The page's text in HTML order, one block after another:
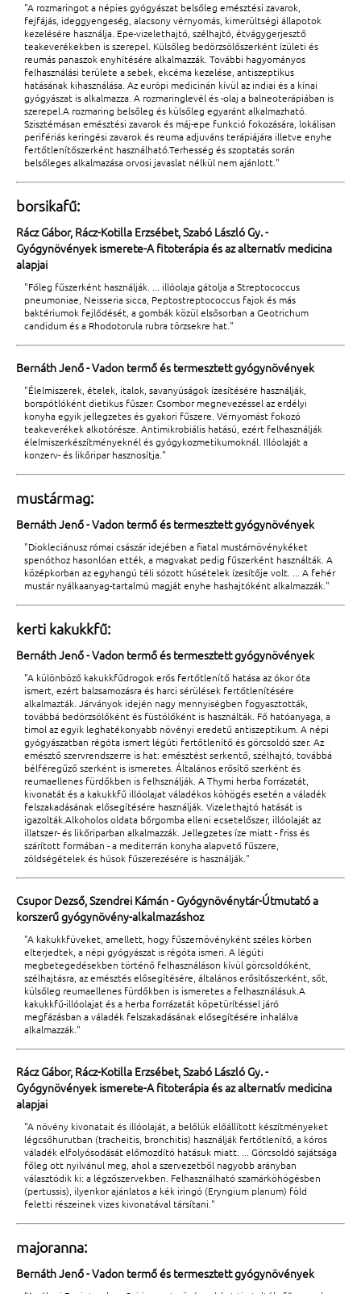
"A rozmaringot a népies gyógyászat belsőleg emésztési zavarok,
fejfájás, ideggyengeség, alacsony vérnyomás, kimerültségi állapotok
kezelésére használja. Epe-vizelethajtó, szélhajtó, étvágygerjesztő
teakeverékekben is szerepel. Külsőleg bedörzsölőszerként ízületi és
reumás panaszok enyhítésére alkalmazzák. További hagyományos
felhasználási területe a sebek, ekcéma kezelése, antiszeptikus
hatásának kihasználása. Az európi medicinán kívül az indiai és a kínai
gyógyászat is alkalmazza. A rozmaringlevél és -olaj a balneoterápiában is
szerepel.A rozmaring belsőleg és külsőleg egyaránt alkalmazható.
Szisztémásan emésztési zavarok és máj-epe funkció fokozására, lokálisan
perifériás keringési zavarok és reuma adjuváns terápiájára illetve enyhe
fertőtlenítőszerként használható.Terhesség és szoptatás során
belsőleges alkalmazása orvosi javaslat nélkül nem ajánlott."
borsikafű:
Rácz Gábor, Rácz-Kotilla Erzsébet, Szabó László Gy. -
Gyógynövények ismerete-A fitoterápia és az alternatív medicina
alapjai
"Főleg fűszerként használják. ... illóolaja gátolja a Streptococcus
pneumoniae, Neisseria sicca, Peptostreptococcus fajok és más
baktériumok fejlődését, a gombák közül elsősorban a Geotrichum
candidum és a Rhodotorula rubra törzsekre hat."
Bernáth Jenő - Vadon termő és termesztett gyógynövények
"Élelmiszerek, ételek, italok, savanyúságok ízesítésére használják,
borspótlóként dietikus fűszer. Csombor megnevezéssel az erdélyi
konyha egyik jellegzetes és gyakori fűszere. Vérnyomást fokozó
teakeverékek alkotórésze. Antimikrobiális hatású, ezért felhasználják
élelmiszerkészítményeknél és gyógykozmetikumoknál. Illóolaját a
konzerv- és likőripar hasznosítja."
mustármag:
Bernáth Jenő - Vadon termő és termesztett gyógynövények
"Diokleciánusz római császár idejében a fiatal mustárnövénykéket
spenóthoz hasonlóan ették, a magvakat pedig fűszerként használták. A
középkorban az egyhangú téli sózott húsételek ízesítője volt. ... A fehér
mustár nyálkaanyag-tartalmú magját enyhe hashajtóként alkalmazzák."
kerti kakukkfű:
Bernáth Jenő - Vadon termő és termesztett gyógynövények
"A különböző kakukkfűdrogok erős fertőtlenítő hatása az ókor óta
ismert, ezért balzsamozásra és harci sérülések fertőtlenítésére
alkalmazták. Járványok idején nagy mennyiségben fogyasztották,
továbbá bedörzsölőként és füstölőként is használták. Fő hatóanyaga, a
timol az egyik leghatékonyabb növényi eredetű antiszeptikum. A népi
gyógyászatban régóta ismert légúti fertőtlenítő és görcsoldó szer. Az
emésztő szervrendszerre is hat: emésztést serkentő, szélhajtó, továbbá
bélféregűző szerként is ismeretes. Általános erősítő szerként és
reumaellenes fürdőkben is felhsználják. A Thymi herba forrázatát,
kivonatát és a kakukkfű illóolajat váladékos köhögés esetén a váladék
felszakadásának elősegítésére használják. Vizelethajtó hatását is
igazolták.Alkoholos oldata bőrgomba elleni ecsetelőszer, illóolaját az
illatszer- és likőriparban alkalmazzák. Jellegzetes íze miatt - friss és
szárított formában - a mediterrán konyha alapvető fűszere,
zöldségételek és húsok fűszerezésére is használják."
Csupor Dezső, Szendrei Kámán - Gyógynövénytár-Útmutató a
korszerű gyógynövény-alkalmazáshoz
"A kakukkfüveket, amellett, hogy fűszernövényként széles körben
elterjedtek, a népi gyógyászat is régóta ismeri. A légúti
megbetegedésekben történő felhasználáson kívül görcsoldóként,
szélhajtásra, az emésztés elősegítésére, általános erősítőszerként, sőt,
külsőleg reumaellenes fürdőkben is ismeretes a felhasználásuk.A
kakukkfű-illóolajat és a herba forrázatát köpetürítéssel járó
megfázásban a váladék felszakadásának elősegítésére inhalálva
alkalmazzák."
Rácz Gábor, Rácz-Kotilla Erzsébet, Szabó László Gy. -
Gyógynövények ismerete-A fitoterápia és az alternatív medicina
alapjai
"A növény kivonatait és illóolaját, a belőlük előállított készítményeket
légcsőhurutban (tracheitis, bronchitis) használják fertőtlenítő, a kóros
váladék elfolyósodását előmozdító hatásuk miatt. ... Görcsoldó sajátsága
főleg ott nyilvánul meg, ahol a szervezetből nagyobb arányban
választódik ki: a légzőszervekben. Felhasználható szamárköhögésben
(pertussis), ilyenkor ajánlatos a kék iringó (Eryngium planum) föld
feletti részeinek vizes kivonatával társítani."
majoranna:
Bernáth Jenő - Vadon termő és termesztett gyógynövények